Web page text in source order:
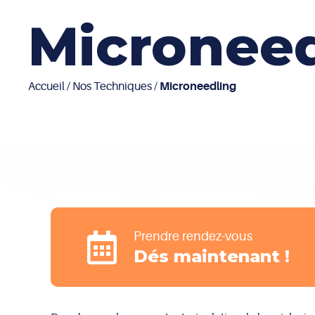
Accueil/ Nos Techniques/ Microneedling
Prendre rendez-vous
Dés maintenant !